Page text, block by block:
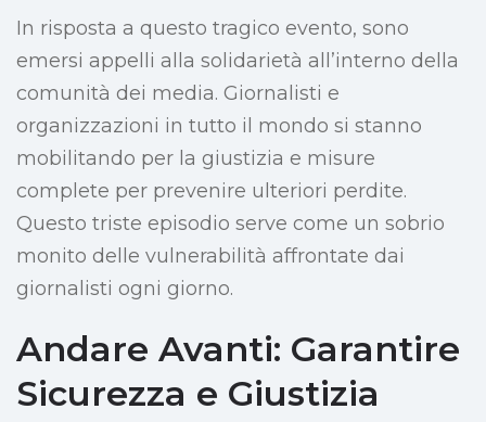
In risposta a questo tragico evento, sono
emersi appelli alla solidarietà all’interno della
comunità dei media. Giornalisti e
organizzazioni in tutto il mondo si stanno
mobilitando per la giustizia e misure
complete per prevenire ulteriori perdite.
Questo triste episodio serve come un sobrio
monito delle vulnerabilità affrontate dai
giornalisti ogni giorno.
Andare Avanti: Garantire
Sicurezza e Giustizia